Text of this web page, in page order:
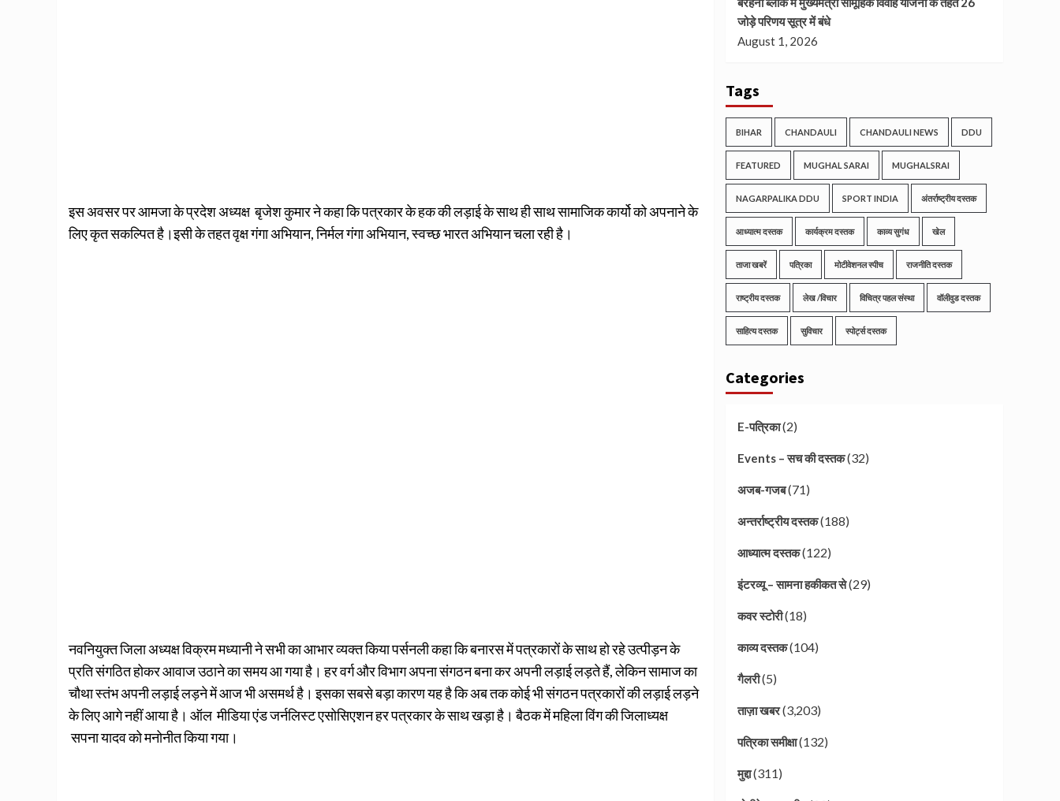
इस अवसर पर आमजा के प्रदेश अध्यक्ष बृजेश कुमार ने कहा कि पत्रकार के हक की लड़ाई के साथ ही साथ सामाजिक कार्यो को अपनाने के
लिए कृत सकल्पित है।इसी के तहत वृक्ष गंगा अभियान, निर्मल गंगा अभियान, स्वच्छ भारत अभियान चला रही है।
नवनियुक्त जिला अध्यक्ष विक्रम मध्यानी ने सभी का आभार व्यक्त किया पर्सनली कहा कि बनारस में पत्रकारों के साथ हो रहे उत्पीड़न के
प्रति संगठित होकर आवाज उठाने का समय आ गया है। हर वर्ग और विभाग अपना संगठन बना कर अपनी लड़ाई लड़ते हैं, लेकिन सामाज का
चौथा स्तंभ अपनी लड़ाई लड़ने में आज भी असमर्थ है। इसका सबसे बड़ा कारण यह है कि अब तक कोई भी संगठन पत्रकारों की लड़ाई लड़ने
के लिए आगे नहीं आया है। ऑल मीडिया एंड जर्नलिस्ट एसोसिएशन हर पत्रकार के साथ खड़ा है। बैठक में महिला विंग की जिलाध्यक्ष
सपना यादव को मनोनीत किया गया।
जोड़े परिणय सूत्र में बंधे
August 1, 2026
Tags
BIHAR CHANDAULI CHANDAULI NEWS DDU
FEATURED MUGHAL SARAI MUGHALSRAI
NAGARPALIKA DDU SPORT INDIA अंतर्राष्ट्रीय दस्तक
आध्यात्म दस्तक कार्यक्रम दस्तक काव्य सुगंध खेल
ताजा खबरें पत्रिका मोटीवेशनल स्पीच राजनीति दस्तक
राष्ट्रीय दस्तक लेख /विचार विचित्र पहल संस्था वॉलीवुड दस्तक
साहित्य दस्तक सुविचार स्पोर्ट्स दस्तक
Categories
E-पत्रिका(2)
Events – सच की दस्तक(32)
अजब-गजब(71)
अन्तर्राष्ट्रीय दस्तक(188)
आध्यात्म दस्तक(122)
इंटरव्यू – सामना हकीकत से(29)
कवर स्टोरी(18)
काव्य दस्तक(104)
गैलरी(5)
ताज़ा खबर(3,203)
पत्रिका समीक्षा(132)
मुद्दा(311)